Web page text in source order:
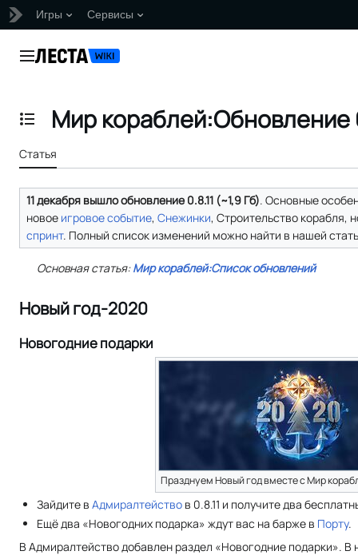
Игры Сервисы
Главное меню
Отобразить/Скрыть содержание
Мир кораблей:Обновление
Статья
11 декабря вышло обновление 0.8.11 (~1,9 Гб). Основные
новое игровое событие, Снежинки, Строительство корабля,
спринт. Полный список изменений можно найти в нашей
Основная статья:Мир кораблей:Список обновлений
Новый год-2020
Новогодние подарки
Празднуем Новый год вместе с Мир
Зайдите вАдмиралтейство в 0.8.11 и получите два
Ещё два «Новогодних подарка» ждут вас на барже в Порту.
В Адмиралтейство добавлен раздел «Новогодние подарки».